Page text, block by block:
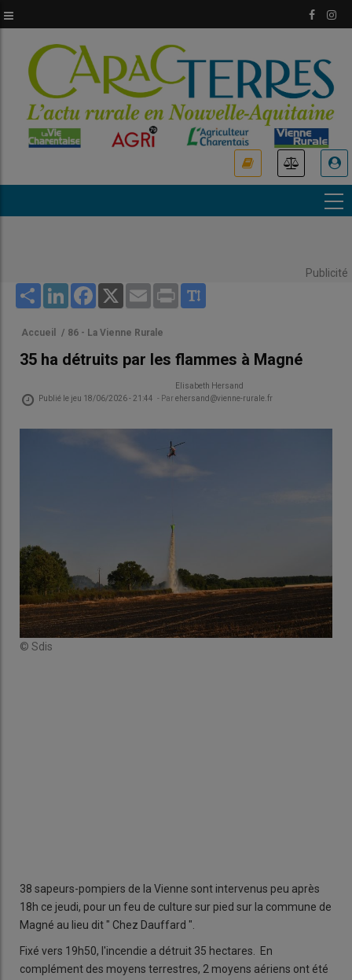
au
principal
Publicité
Share LinkedInFacebook
X Email Print
Accueil / 86 - La Vienne Rurale
35 ha détruits par les flammes à Magné
Publié le jeu 18/06/2026 - 21:44 - Par
Elisabeth Hersand
ehersand@vienne-rurale.fr
© Sdis
38 sapeurs-pompiers de la Vienne sont intervenus peu après
18h ce jeudi, pour un feu de culture sur pied sur la commune de
Magné au lieu dit " Chez Dauffard ".
Fixé vers 19h50, l'incendie a détruit 35 hectares. En
complément des moyens terrestres, 2 moyens aériens ont été